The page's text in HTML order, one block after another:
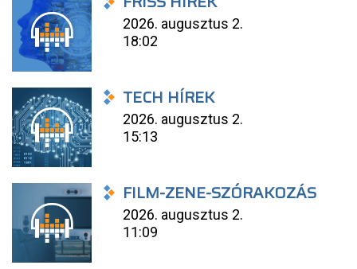
2026. augusztus 2.
18:02
TECH HÍREK
2026. augusztus 2.
15:13
FILM-ZENE-SZÓRAKOZÁS
2026. augusztus 2.
11:09